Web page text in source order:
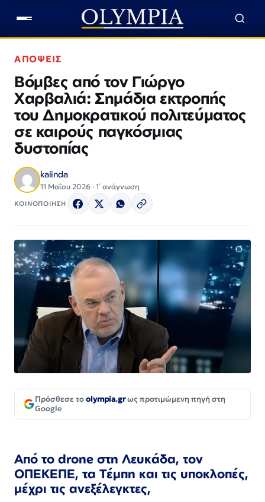
ΑΠΟΨΕΙΣ
Βόμβες από τον Γιώργο
Χαρβαλιά: Σημάδια εκτροπής
του Δημοκρατικού πολιτεύματος
σε καιρούς παγκόσμιας
δυστοπίας
kalinda
11 Μαΐου 2026 · 1΄ ανάγνωση
ΚΟΙΝΟΠΟΙΗΣΗ
Πρόσθεσε τοolympia.grως προτιμώμενη πηγή στη
Google
Από το drone στη Λευκάδα, τον
ΟΠΕΚΕΠΕ, τα Τέμπη και τις υποκλοπές,
μέχρι τις ανεξέλεγκτες,